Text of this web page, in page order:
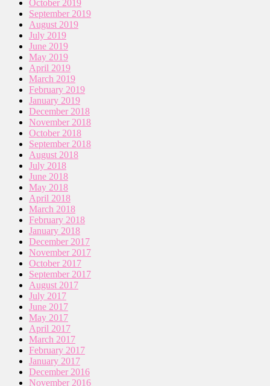
October 2019
September 2019
August 2019
July 2019
June 2019
May 2019
April 2019
March 2019
February 2019
January 2019
December 2018
November 2018
October 2018
September 2018
August 2018
July 2018
June 2018
May 2018
April 2018
March 2018
February 2018
January 2018
December 2017
November 2017
October 2017
September 2017
August 2017
July 2017
June 2017
May 2017
April 2017
March 2017
February 2017
January 2017
December 2016
November 2016